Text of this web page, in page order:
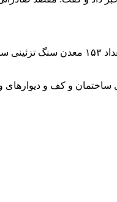
حامد حسن نژاد، سرپرست اداره کل صنعت، معدن
و کف و دیوار‌های